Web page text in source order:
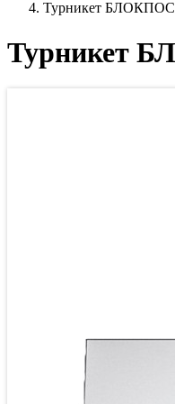
Турникет
Турникет